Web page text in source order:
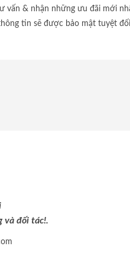
vấn & nhận những ưu đãi mới
tin sẽ được bảo mật tuyệt
và đối tác!.